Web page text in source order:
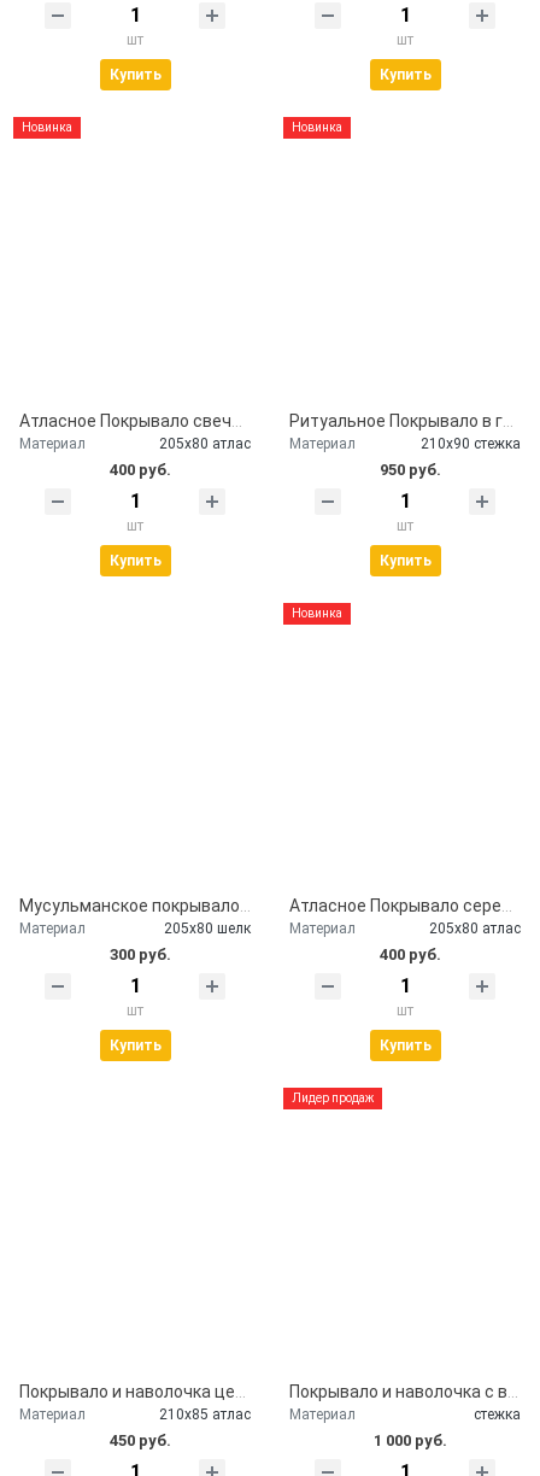
шт
Купить
шт
Купить
Новинка
Материал 205х80 атлас
400 руб.
шт
Купить
Новинка
Материал 210х90 стежка
950 руб.
шт
Купить
Мусульманское покрывало на гроб шелковое
Материал 205х80 шелк
300 руб.
шт
Купить
Новинка
Атласное Покрывало серебряный глиттер
Материал 205х80 атлас
400 руб.
шт
Купить
Материал 210х85 атлас
450 руб.
Лидер продаж
Материал стежка
1 000 руб.